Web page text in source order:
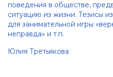
поведения в обществе,
ситуацию из жизни. Тезисы
для занимательной игры
неправда» и т.п.
Юлия Третьякова